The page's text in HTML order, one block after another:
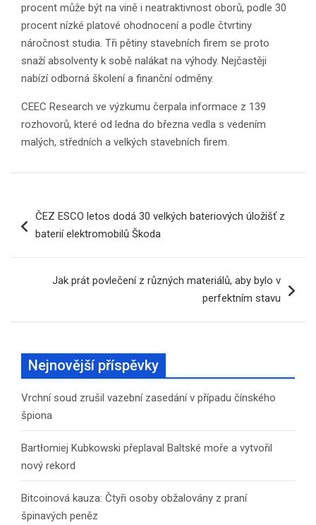
procent může být na vině i neatraktivnost oborů, podle 30
procent nízké platové ohodnocení a podle čtvrtiny
náročnost studia. Tři pětiny stavebních firem se proto
snaží absolventy k sobě nalákat na výhody. Nejčastěji
nabízí odborná školení a finanční odměny.
CEEC Research ve výzkumu čerpala informace z 139
rozhovorů, které od ledna do března vedla s vedením
malých, středních a velkých stavebních firem.
proČEZ ESCO letos dodá 30 velkých bateriových úložišť z
baterií elektromobilů Škoda
Jak prát povlečení z různých materiálů, aby bylo v
perfektním stavu
Nejnovější příspěvky
Vrchní soud zrušil vazební zasedání v případu čínského
špiona
Bartłomiej Kubkowski přeplaval Baltské moře a vytvořil
nový rekord
Bitcoinová kauza: Čtyři osoby obžalovány z praní
špinavých peněz